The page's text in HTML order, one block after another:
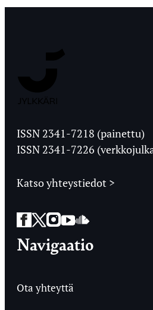
Ylioppilaslehti
ISSN 2341-7218 (painettu)
ISSN 2341-7226
Katso yhteystiedot >
Facebook
Twitter
Instagram
YouTube
SoundCloud
Navigaatio
Ota yhteyttä